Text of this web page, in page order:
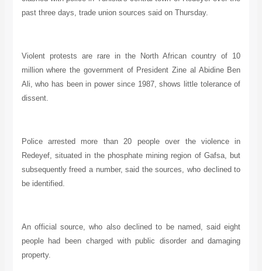
past three days, trade union sources said on Thursday.
Violent protests are rare in the North African country of 10
million where the government of President Zine al Abidine Ben
Ali, who has been in power since 1987, shows little tolerance of
dissent.
Police arrested more than 20 people over the violence in
Redeyef, situated in the phosphate mining region of Gafsa, but
subsequently freed a number, said the sources, who declined to
be identified.
An official source, who also declined to be named, said eight
people had been charged with public disorder and damaging
property.